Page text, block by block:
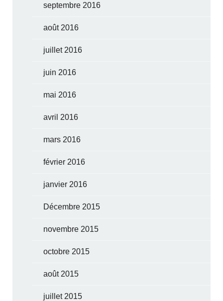
septembre 2016
août 2016
juillet 2016
juin 2016
mai 2016
avril 2016
mars 2016
février 2016
janvier 2016
Décembre 2015
novembre 2015
octobre 2015
août 2015
juillet 2015